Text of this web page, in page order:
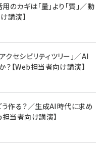
１億貯めた株式投資
する ルールのデザイン
をもっと見る
/アクティブノイズキャンセリ
ク
ないケーブル 240W 結束バン
シリコン素材採用 iPhone
iPad Pro MacBook
ミッドナイトブラック)
ミッドナイトブラック)
ラベル 350ml 缶 24本 ビー
応募〆切! 黒ラベルビヤセラー
カギは「量」より「質」／動
講演】
セシビリティツリー」／AI
？【Web担当者向け講演】
作る？／生成AI時代に求め
当者向け講演】